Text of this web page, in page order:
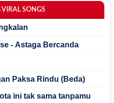
VIRAL SONGS
- Astaga Bercanda
Paksa Rindu (Beda)
ini tak sama tanpamu